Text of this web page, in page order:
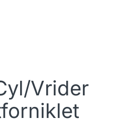
Vrider